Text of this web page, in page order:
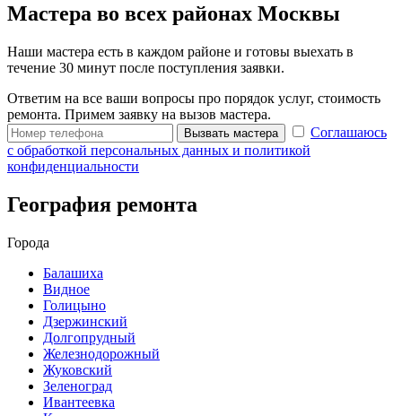
Мастера во всех районах Москвы
Наши мастера есть в каждом районе и готовы выехать в
течение 30 минут после поступления заявки.
Ответим на все ваши вопросы про порядок услуг, стоимость
ремонта. Примем заявку на вызов мастера.
Вызвать мастера
Соглашаюсь
с обработкой персональных данных и политикой
конфиденциальности
География ремонта
Города
Балашиха
Видное
Голицыно
Дзержинский
Долгопрудный
Железнодорожный
Жуковский
Зеленоград
Ивантеевка